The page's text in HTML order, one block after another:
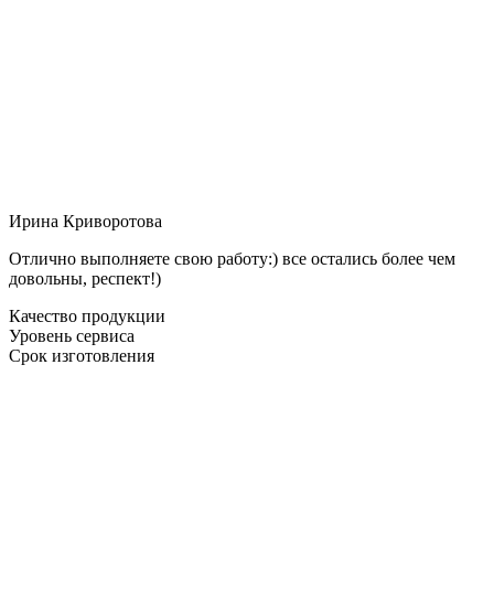
Ирина Криворотова
Отлично выполняете свою работу:) все остались более чем
довольны, респект!)
Качество продукции
Уровень сервиса
Срок изготовления